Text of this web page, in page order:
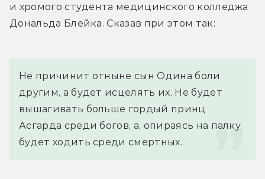
и хромого студента медицинского колледжа
Дональда Блейка. Сказав при этом так:
Не причинит отныне сын Одина боли
другим, а будет исцелять их. Не будет
вышагивать больше гордый принц
Асгарда среди богов, а, опираясь на палку,
будет ходить среди смертных.